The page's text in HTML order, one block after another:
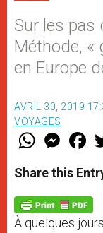
Sur les pas
Méthode, «
en Europe
AVRIL 30, 2019
VOYAGES
W
t
s
p
p
M
e
s
e
g
e
r
F
a
e
b
o
k
Share this
À quelques